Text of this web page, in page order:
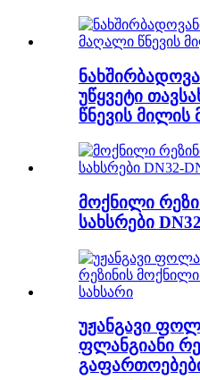
უწყვეტი
წნევის მილის
მოქნილი
სახსრები
უჟანგავი
ფლანგიანი